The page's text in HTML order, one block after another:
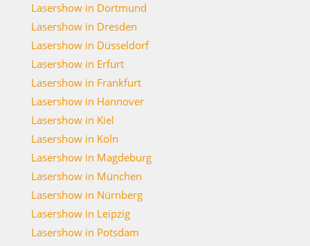
Lasershow in Dortmund
Lasershow in Dresden
Lasershow in Düsseldorf
Lasershow in Erfurt
Lasershow in Frankfurt
Lasershow in Hannover
Lasershow in Kiel
Lasershow in Köln
Lasershow in Magdeburg
Lasershow in München
Lasershow in Nürnberg
Lasershow in Leipzig
Lasershow in Potsdam